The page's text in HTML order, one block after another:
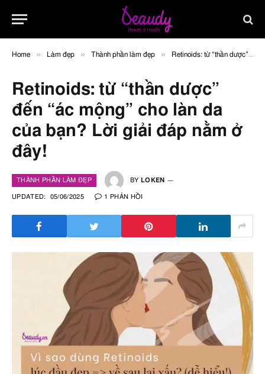
Home » Làm đẹp » Thành phần làm đẹp » Retinoids: từ “thần dược” đến “ác mộng” cho làn da của bạn? Lời giải đáp nằm ở đây!
Retinoids: từ “thần dược”
đến “ác mộng” cho làn da
của bạn? Lời giải đáp nằm ở
đây!
THÀNH PHẦN LÀM ĐẸP BY LOKEN
UPDATED: 05/06/2025 1 PHẢN HỒI